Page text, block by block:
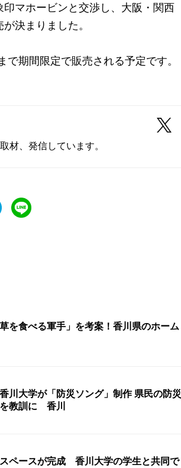
マホービンと交渉し、大阪・関西
決まりました。
で期間限定で販売される予定です。
材、発信しています。
を食べる軍手」を考案！香川県のホーム
川大学が「防災ソング」制作 県民の防災
教訓に 香川
ペースが完成 香川大学の学生と共同で